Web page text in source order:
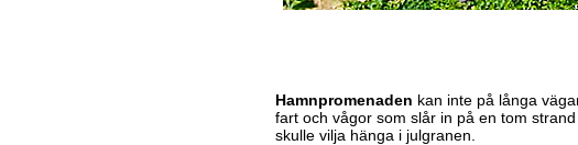
Hamnpromenaden kan inte på långa
fart och vågor som slår in på en tom
skulle vilja hänga i julgranen.